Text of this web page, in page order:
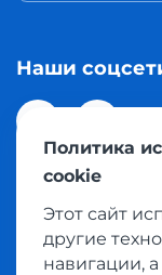
Наши
© 2026 Meest
магазинов
Политика
cookie
Этот сайт
другие
навигации,